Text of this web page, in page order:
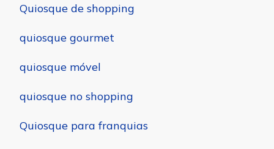
Quiosque de shopping
quiosque gourmet
quiosque móvel
quiosque no shopping
Quiosque para franquias